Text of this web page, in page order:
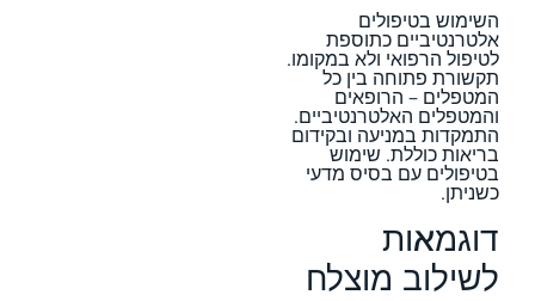
השימוש בטיפולים
אלטרנטיביים כתוספת
לטיפול הרפואי ולא במקומו.
תקשורת פתוחה בין כל
המטפלים – הרופאים
והמטפלים האלטרנטיביים.
התמקדות במניעה ובקידום
בריאות כוללת. שימוש
בטיפולים עם בסיס מדעי
כשניתן.
דוגמאות
לשילוב מוצלח